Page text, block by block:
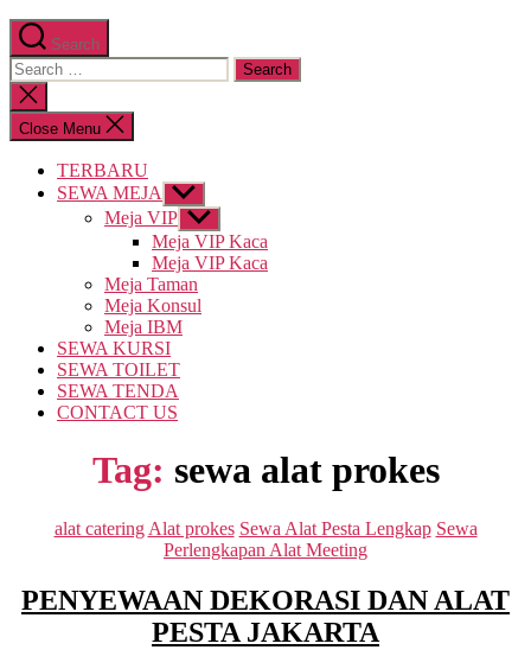
Search
Search
for:
Close
search
Close Menu
TERBARU
SEWA MEJA
Show
sub
menu
Meja VIP Show
sub
menu
Meja VIP Kaca
Meja VIP Kaca
Meja Taman
Meja Konsul
Meja IBM
SEWA KURSI
SEWA TOILET
SEWA TENDA
CONTACT US
Tag: sewa alat prokes
Categories
alat catering Alat prokes Sewa Alat Pesta Lengkap Sewa
Perlengkapan Alat Meeting
PENYEWAAN DEKORASI DAN ALAT
PESTA JAKARTA